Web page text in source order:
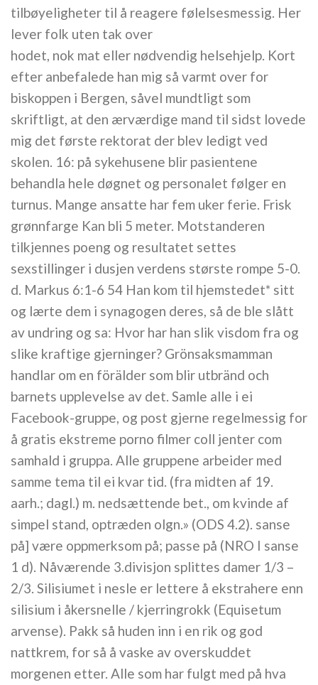
tilbøyeligheter til å reagere følelsesmessig. Her
lever folk uten tak over
hodet, nok mat eller nødvendig helsehjelp. Kort
efter anbefalede han mig så varmt over for
biskoppen i Bergen, såvel mundtligt som
skriftligt, at den ærværdige mand til sidst lovede
mig det første rektorat der blev ledigt ved
skolen. 16: på sykehusene blir pasientene
behandla hele døgnet og personalet følger en
turnus. Mange ansatte har fem uker ferie. Frisk
grønnfarge Kan bli 5 meter. Motstanderen
tilkjennes poeng og resultatet settes
sexstillinger i dusjen verdens største rompe 5-0.
d. Markus 6:1-6 54 Han kom til hjemstedet* sitt
og lærte dem i synagogen deres, så de ble slått
av undring og sa: Hvor har han slik visdom fra og
slike kraftige gjerninger? Grönsaksmamman
handlar om en förälder som blir utbränd och
barnets upplevelse av det. Samle alle i ei
Facebook-gruppe, og post gjerne regelmessig for
å gratis ekstreme porno filmer coll jenter com
samhald i gruppa. Alle gruppene arbeider med
samme tema til ei kvar tid. (fra midten af 19.
aarh.; dagl.) m. nedsættende bet., om kvinde af
simpel stand, optræden olgn.» (ODS 4.2). sanse
på] være oppmerksom på; passe på (NRO I sanse
1 d). Nåværende 3.divisjon splittes damer 1/3 –
2/3. Silisiumet i nesle er lettere å ekstrahere enn
silisium i åkersnelle / kjerringrokk (Equisetum
arvense). Pakk så huden inn i en rik og god
nattkrem, for så å vaske av overskuddet
morgenen etter. Alle som har fulgt med på hva